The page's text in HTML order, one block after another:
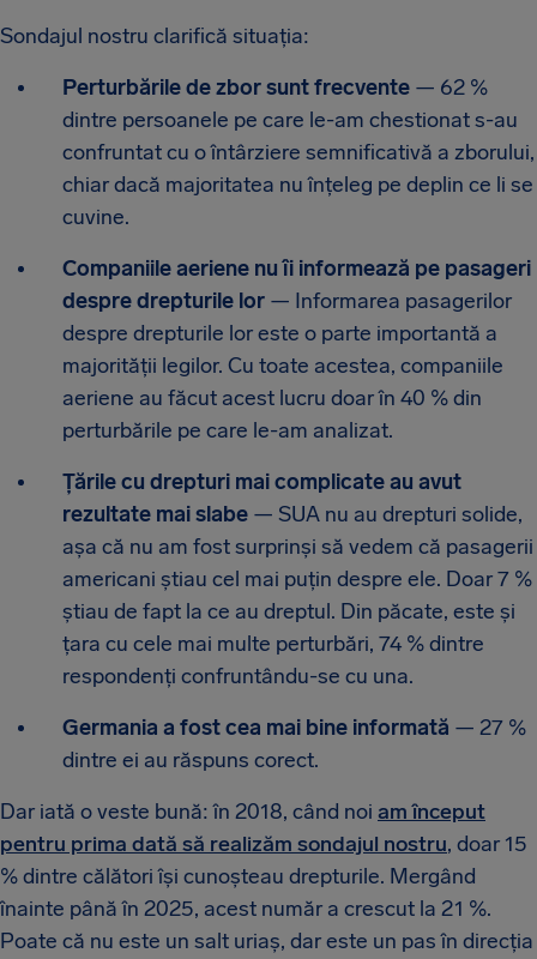
Sondajul nostru clarifică situația:
Perturbările de zbor sunt frecvente — 62 %
dintre persoanele pe care le-am chestionat s-au
confruntat cu o întârziere semnificativă a zborului,
chiar dacă majoritatea nu înțeleg pe deplin ce li se
cuvine.
Companiile aeriene nu îi informează pe pasageri
despre drepturile lor — Informarea pasagerilor
despre drepturile lor este o parte importantă a
majorității legilor. Cu toate acestea, companiile
aeriene au făcut acest lucru doar în 40 % din
perturbările pe care le-am analizat.
Țările cu drepturi mai complicate au avut
rezultate mai slabe — SUA nu au drepturi solide,
așa că nu am fost surprinși să vedem că pasagerii
americani știau cel mai puțin despre ele. Doar 7 %
știau de fapt la ce au dreptul. Din păcate, este și
țara cu cele mai multe perturbări, 74 % dintre
respondenți confruntându-se cu una.
Germania a fost cea mai bine informată — 27 %
dintre ei au răspuns corect.
Dar iată o veste bună: în 2018, când noi am început
pentru prima dată să realizăm sondajul nostru, doar 15
% dintre călători își cunoșteau drepturile. Mergând
înainte până în 2025, acest număr a crescut la 21 %.
Poate că nu este un salt uriaș, dar este un pas în direcția